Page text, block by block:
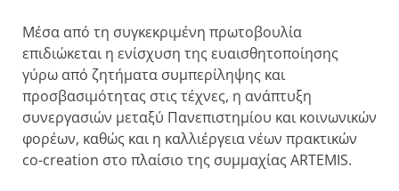
Μέσα από τη συγκεκριμένη πρωτοβουλία
επιδιώκεται η ενίσχυση της ευαισθητοποίησης
γύρω από ζητήματα συμπερίληψης και
προσβασιμότητας στις τέχνες, η ανάπτυξη
συνεργασιών μεταξύ Πανεπιστημίου και κοινωνικών
φορέων, καθώς και η καλλιέργεια νέων πρακτικών
co-creation στο πλαίσιο της συμμαχίας ARTEMIS.